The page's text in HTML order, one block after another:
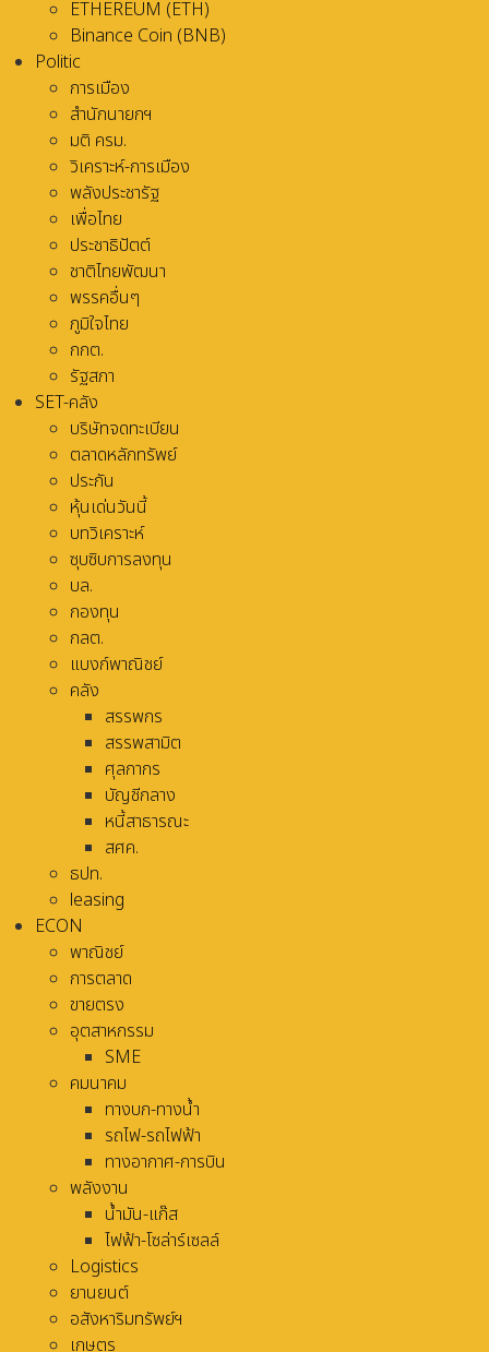
ETHEREUM (ETH)
Binance Coin (BNB)
Politic
การเมือง
สำนักนายกฯ
มติ ครม.
วิเคราะห์-การเมือง
พลังประชารัฐ
เพื่อไทย
ประชาธิปัตต์
ชาติไทยพัฒนา
พรรคอื่นๆ
ภูมิใจไทย
กกต.
รัฐสภา
SET-คลัง
บริษัทจดทะเบียน
ตลาดหลักทรัพย์
ประกัน
หุ้นเด่นวันนี้
บทวิเคราะห์
ซุบซิบการลงทุน
บล.
กองทุน
กลต.
แบงก์พาณิชย์
คลัง
สรรพกร
สรรพสามิต
ศุลกากร
บัญชีกลาง
หนี้สาธารณะ
สศค.
ธปท.
leasing
ECON
พาณิชย์
การตลาด
ขายตรง
อุตสาหกรรม
SME
คมนาคม
ทางบก-ทางน้ำ
รถไฟ-รถไฟฟ้า
ทางอากาศ-การบิน
พลังงาน
น้ำมัน-แก๊ส
ไฟฟ้า-โซล่าร์เซลล์
Logistics
ยานยนต์
อสังหาริมทรัพย์ฯ
เกษตร